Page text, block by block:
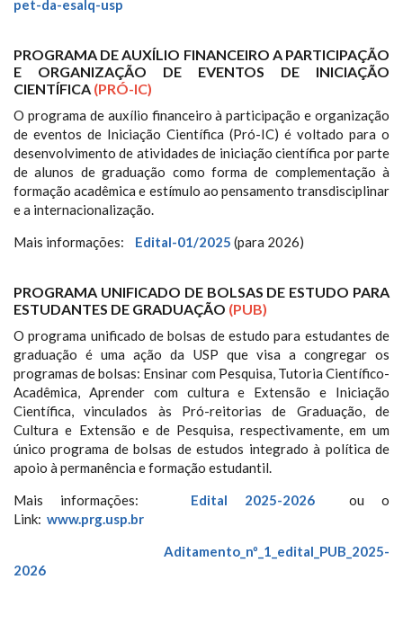
pet-da-esalq-usp
PROGRAMA DE AUXÍLIO FINANCEIRO A PARTICIPAÇÃO
E ORGANIZAÇÃO DE EVENTOS DE INICIAÇÃO
CIENTÍFICA (PRÓ-IC)
O programa de auxílio financeiro à participação e organização
de eventos de Iniciação Científica (Pró-IC) é voltado para o
desenvolvimento de atividades de iniciação científica por parte
de alunos de graduação como forma de complementação à
formação acadêmica e estímulo ao pensamento transdisciplinar
e a internacionalização.
Mais informações:
Edital-01/2025 (para 2026)
PROGRAMA UNIFICADO DE BOLSAS DE ESTUDO PARA
ESTUDANTES DE GRADUAÇÃO (PUB)
O programa unificado de bolsas de estudo para estudantes de
graduação é uma ação da USP que visa a congregar os
programas de bolsas: Ensinar com Pesquisa, Tutoria Científico-
Acadêmica, Aprender com cultura e Extensão e Iniciação
Científica, vinculados às Pró-reitorias de Graduação, de
Cultura e Extensão e de Pesquisa, respectivamente, em um
único programa de bolsas de estudos integrado à política de
apoio à permanência e formação estudantil.
Mais informações:
Edital 2025-2026
ou o
Link: www.prg.usp.br
Aditamento_nº_1_edital_PUB_2025-
2026